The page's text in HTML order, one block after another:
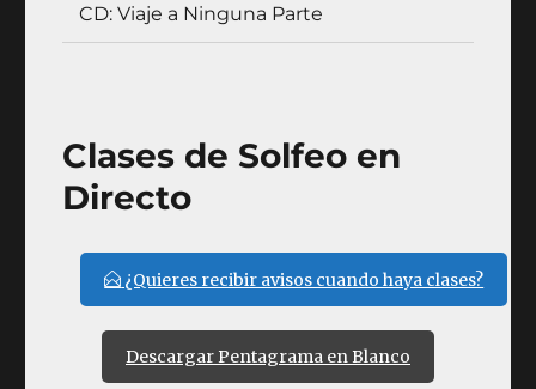
CD: Viaje a Ninguna Parte
Clases de Solfeo en
Directo
¿Quieres recibir avisos cuando haya clases?
Descargar Pentagrama en Blanco